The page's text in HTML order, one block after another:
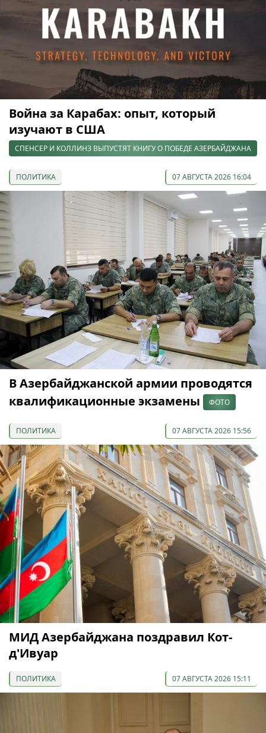
Война за Карабах: опыт, который
изучают в США
СПЕНСЕР И КОЛЛИНЗ ВЫПУСТЯТ КНИГУ О ПОБЕДЕ АЗЕРБАЙДЖАНА
ПОЛИТИКА 07 АВГУСТА 2026 16:04
В Азербайджанской армии проводятся
квалификационные экзамены
ФОТО
ПОЛИТИКА 07 АВГУСТА 2026 15:56
МИД Азербайджана поздравил Кот-
д'Ивуар
ПОЛИТИКА 07 АВГУСТА 2026 15:11